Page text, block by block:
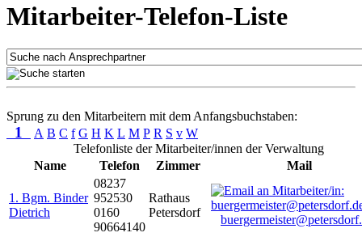
Mitarbeiter-Telefon-Liste
Sprung zu den Mitarbeitern mit dem Anfangsbuchstaben:
1 A B C f G H K L M P R S v W
Telefonliste der Mitarbeiter/innen der Verwaltung
Name
Telefon Zimmer Mail
1. Bgm. Binder
Dietrich
08237
952530
0160
90664140
Rathaus
Petersdorf